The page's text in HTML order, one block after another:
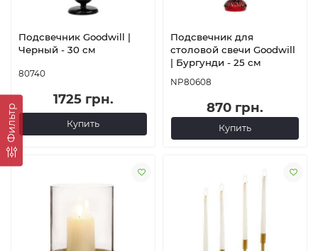
Фильтр
Подсвечник Goodwill |
Черный - 30 см
80740
1725 грн.
Купить
Подсвечник для
столовой свечи Goodwill
| Бургунди - 25 см
NP80608
870 грн.
Купить